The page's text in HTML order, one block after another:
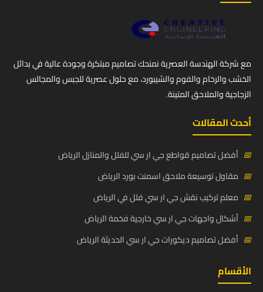
مع شركة الهندسة العصرية نمنحك تصاميم مبتكرة وجودة عالية في بدائل
الخشب والرخام والفوم والشيبورد، مع حلول عصرية للجبس والمجالس
الزجاجية والملاحق المتينة.
أحدث المقالات
📅 أفضل تصاميم قواطع جي ار سي للفلل والمنازل الرياض
📅 مقاول توسيعة ملاحق اسمنت بورد الرياض
📅 معلم تركيب نقش جي ار سي فلل في الرياض
📅 أشكال واجهات جي ار سي خارجية فخمة الرياض
📅 أفضل تصاميم ديكورات جي ار سي الحديثة الرياض
الأقسام